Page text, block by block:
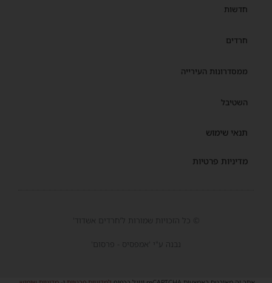
חדשות
חרדים
ממסדרונות העירייה
השטיבל
תנאי שימוש
מדיניות פרטיות
© כל הזכויות שמורות ל'חרדים אשדוד'
נבנה ע"י 'אמפסיס - פרסום'